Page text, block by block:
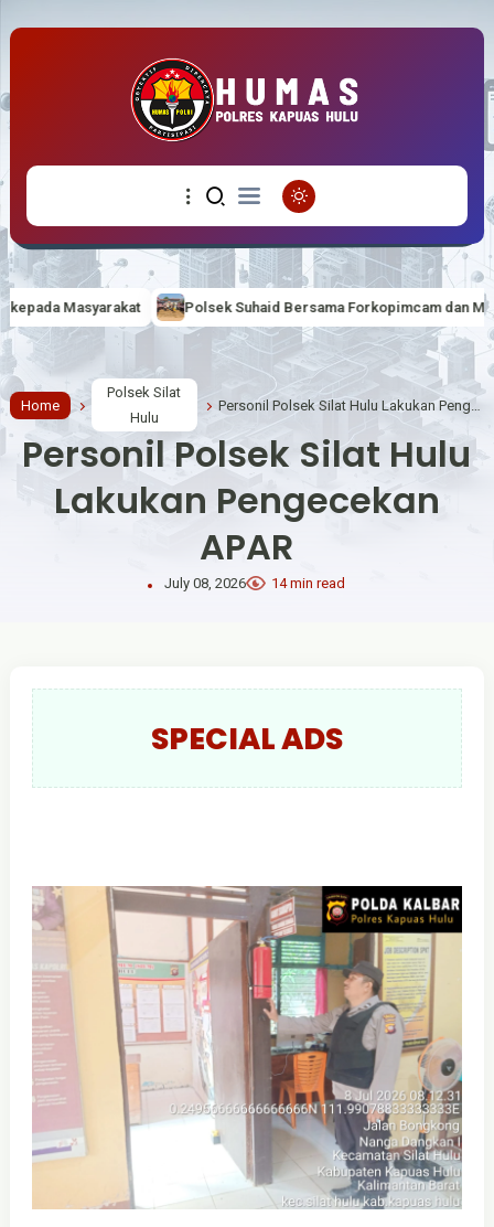
Polsek Suhaid Bersama Forkopimcam dan Masyarakat Gotong
Home
Polsek Silat
Hulu
Personil Polsek Silat Hulu
Lakukan Pengecekan
APAR
July 08, 2026 14 min read
SPECIAL ADS